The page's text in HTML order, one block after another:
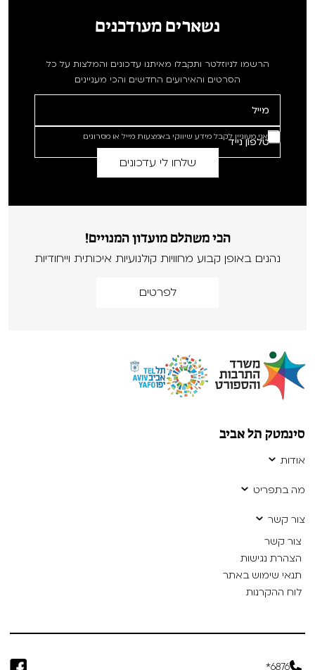
נשארים מעודכנים
הרשמו לניוזלטר ותקבלו מאיתנו עדכונים והמלצות על כל
הסרטים והאירועים החדשים והכי מעניינים
אני מעוניין לקבל מידע שיווקי באמצעות מייל או מסרונים
הכי משתלם מועדון המנויים!
נהנים באופן קבוע מחוויות קולנועיות איכותית וייחודיות
לפרטים
סינמטק תל אביב
אודות
מה בתפריט
צור קשר
צור קשר
הצהרת נגישות
תנאי שימוש באתר
לוח ההקרנות
6876*